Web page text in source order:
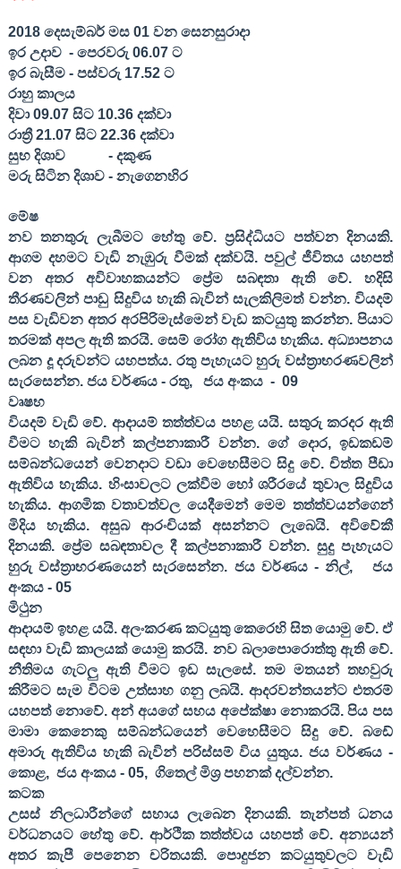
2018 දෙසැම්බර් මස 01වන සෙනසුරාදා
ඉර උදාව - පෙරවරු 06.07ට
ඉර බැසීම - පස්වරු 17.52ට
රාහු කාලය
දිවා 09.07සිට 10.36දක්වා
රාත්‍රී 21.07සිට 22.36දක්වා
සුභ දිශාව
- දකුණ
මරු සිටින දිශාව - නැගෙනහිර
මේෂ
නව තනතුරු ලැබීමට හේතු වේ. ප්‍රසිද්ධියට පත්වන දිනයකි.
ආගම දහමට වැඩි නැඹුරු වීමක් දක්වයි. පවුල් ජීවිතය යහපත්
වන අතර අවිවාහකයන්ට ප්‍රේම සබඳතා ඇති වේ. හදිසි
තීරණවලින් පාඩු සිදුවිය හැකි බැවින් සැලකිලිමත් වන්න. වියදම්
පස වැඩිවන අතර අරපිරිමැස්මෙන් වැඩ කටයුතු කරන්න. පියාට
තරමක් අපල ඇති කරයි. සෙම් රෝග ඇතිවිය හැකිය. අධ්‍යාපනය
ලබන දූ දරුවන්ට යහපත්ය. රතු පැහැයට හුරු වස්ත්‍රාභරණවලින්
සැරසෙන්න. ජය වර්ණය - රතු, ජය අංකය - 09
වෘෂභ
වියදම් වැඩි වේ. ආදායම් තත්ත්වය පහළ යයි. සතුරු කරදර ඇති
වීමට හැකි බැවින් කල්පනාකාරී වන්න. ගේ දොර,ඉඩකඩම්
සම්බන්ධයෙන් වෙනදාට වඩා වෙහෙසීමට සිදු වේ. චිත්ත පීඩා
ඇතිවිය හැකිය. හිංසාවලට ලක්වීම හෝ ශරීරයේ තුවාල සිදුවිය
හැකිය. ආගමික වතාවත්වල යෙදීමෙන් මෙම තත්ත්වයන්ගෙන්
මිදිය හැකිය. අසුබ ආරංචියක් අසන්නට ලැබෙයි. අවිවේකී
දිනයකි. ප්‍රේම සබඳතාවල දී කල්පනාකාරී වන්න. සුදු පැහැයට
හුරු වස්ත්‍රාභරණයෙන් සැරසෙන්න. ජය වර්ණය - නිල්,
ජය
අංකය - 05
මිථුන
ආදායම් ඉහළ යයි. අලංකරණ කටයුතු කෙරෙහි සිත යොමු වේ. ඒ
සඳහා වැඩි කාලයක් යොමු කරයි. නව බලාපොරොත්තු ඇති වේ.
නීතිමය ගැටලු ඇති වීමට ඉඩ සැලසේ. තම මතයන් තහවුරු
කිරීමට සැම විටම උත්සාහ ගනු ලබයි. ආදරවන්තයන්ට එතරම්
යහපත් නොවේ. අන් අයගේ සහය අපේක්ෂා නොකරයි. පිය පස
මාමා කෙනෙකු සම්බන්ධයෙන් වෙහෙසීමට සිදු වේ. බඩේ
අමාරු ඇතිවිය හැකි බැවින් පරිස්සම් විය යුතුය. ජය වර්ණය -
කොළ, ජය අංකය - 05, ගිතෙල් මිශ්‍ර පහනක් දල්වන්න.
කටක
උසස් නිලධාරීන්ගේ සහාය ලැබෙන දිනයකි. තැන්පත් ධනය
වර්ධනයට හේතු වේ. ආර්ථික තත්ත්වය යහපත් වේ. අන්‍යයන්
අතර කැපී පෙනෙන චරිතයකි. පොදුජන කටයුතුවලට වැඩි